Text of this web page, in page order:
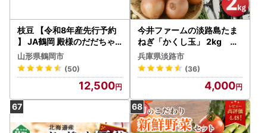
枝豆 【令和8年産先行予約
】 JA鶴岡 殿様のだだちゃ
豆 1.5kg(250g×6袋) K-83
1 | だだちゃ豆 特産品 産地
直送
山形県鶴岡市
(50)
12,500
今井ファームの淡路島たま
ねぎ「かくし玉」 2kg 玉
ねぎ
兵庫県淡路市
(36)
4,000